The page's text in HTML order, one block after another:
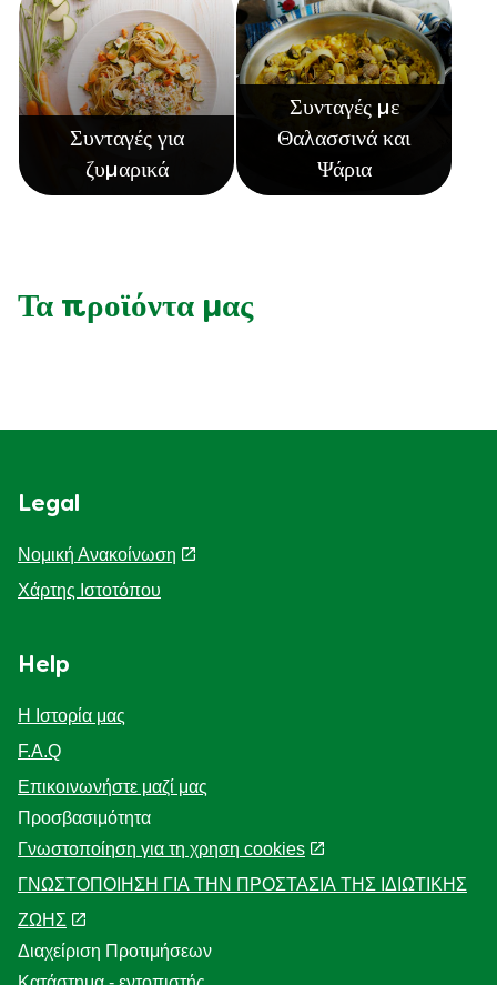
Συνταγές για
ζυμαρικά
Συνταγές με
Θαλασσινά και
Ψάρια
Τα προϊόντα μας
Legal
Νομική Ανακοίνωση
Χάρτης Ιστοτόπου
Help
Η Ιστορία μας
F.A.Q
Επικοινωνήστε μαζί μας
Προσβασιμότητα
Γνωστοποίηση για τη χρηση cookies
ΓΝΩΣΤΟΠΟΙΗΣΗ ΓΙΑ ΤΗΝ ΠΡΟΣΤΑΣΙΑ ΤΗΣ ΙΔΙΩΤΙΚΗΣ
ΖΩΗΣ
Διαχείριση Προτιμήσεων